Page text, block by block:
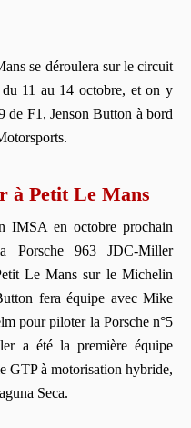
se déroulera sur le circuit
11 au 14 octobre, et on y
de F1, Jenson Button à bord
à Petit Le Mans
IMSA en octobre prochain
963 JDC-Miller
Le Mans sur le Michelin
fera équipe avec Mike
pour piloter la Porsche n°5
a été la première équipe
GTP à motorisation hybride,
Seca.